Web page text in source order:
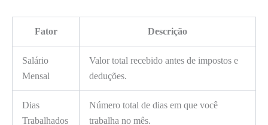
Fator Descrição
Salário
Mensal
Valor total recebido antes de impostos e
deduções.
Dias
Trabalhados
Número total de dias em que você
trabalha no mês.